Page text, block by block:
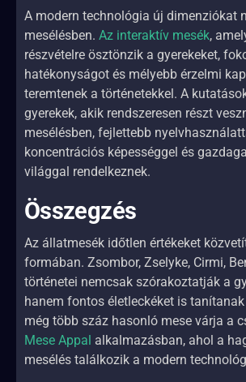
A modern technológia új dimenziókat
mesélésben. Az interaktív mesék,
részvételre ösztönzik a gyerekeket,
hatékonyságot és mélyebb érzelmi
teremtenek a történetekkel. A
gyerekek, akik rendszeresen részt
mesélésben, fejlettebb
koncentrációs képességgel és
világgal rendelkeznek.
Összegzés
Az állatmesék időtlen értékeket
formában. Zsombor, Zselyke, Cirmi,
történetei nemcsak szórakoztatják a
hanem fontos életleckéket is tanítanak
még több száz hasonló mese várja a
Mese Appal alkalmazásban, ahol a
mesélés találkozik a modern